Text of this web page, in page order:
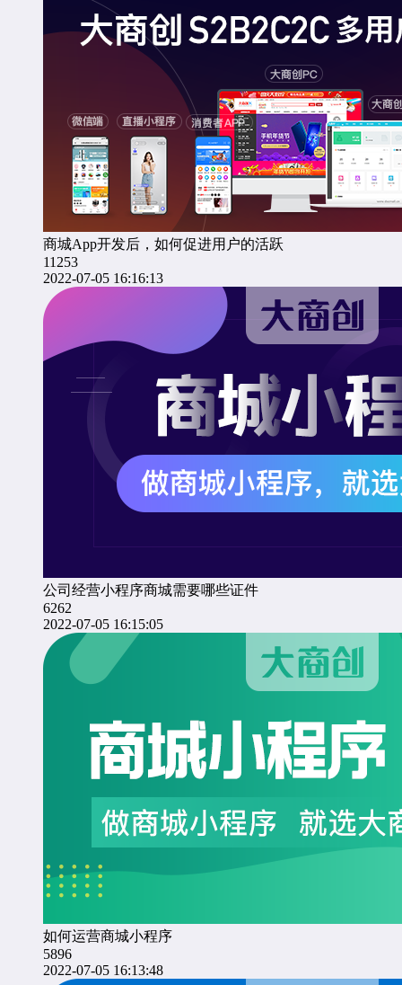
商城App开发后，如何促进用户的活跃
11253
2022-07-05 16:16:13
公司经营小程序商城需要哪些证件
6262
2022-07-05 16:15:05
如何运营商城小程序
5896
2022-07-05 16:13:48